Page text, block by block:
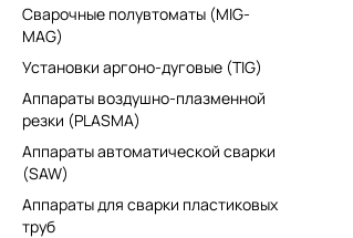
Сварочные полувтоматы (MIG-
MAG)
Установки аргоно-дуговые (TIG)
Аппараты воздушно-плазменной
резки (PLASMA)
Аппараты автоматической сварки
(SAW)
Аппараты для сварки пластиковых
труб